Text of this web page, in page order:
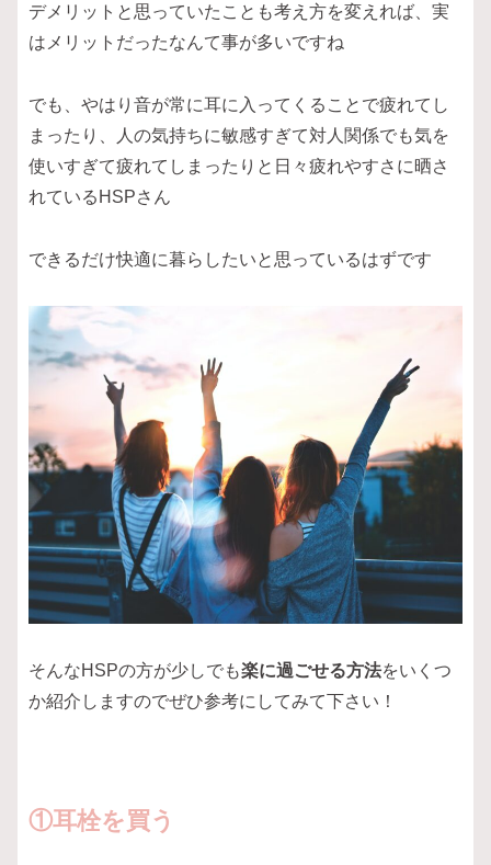
デメリットと思っていたことも考え方を変えれば、実
はメリットだったなんて事が多いですね
でも、やはり音が常に耳に入ってくることで疲れてし
まったり、人の気持ちに敏感すぎて対人関係でも気を
使いすぎて疲れてしまったりと日々疲れやすさに晒さ
れているHSPさん
できるだけ快適に暮らしたいと思っているはずです
そんなHSPの方が少しでも楽に過ごせる方法をいくつ
か紹介しますのでぜひ参考にしてみて下さい！
①耳栓を買う